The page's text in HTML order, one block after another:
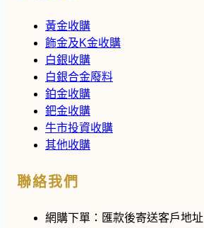
黃金收購
飾金及K金收購
白銀收購
白銀合金廢料
鉑金收購
鈀金收購
牛市投資收購
其他收購
聯絡我們
網購下單： 匯款後寄送客戶地址